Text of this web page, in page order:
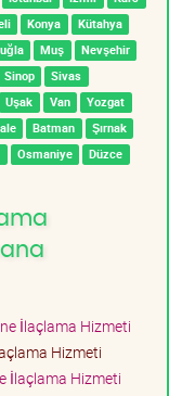
Konya
Kütahya
Muş
Nevşehir
Sinop
Sivas
Uşak Van
Yozgat
Batman
Şırnak
Osmaniye Düzce
İlaçlama Hizmeti
Hizmeti
İlaçlama Hizmeti